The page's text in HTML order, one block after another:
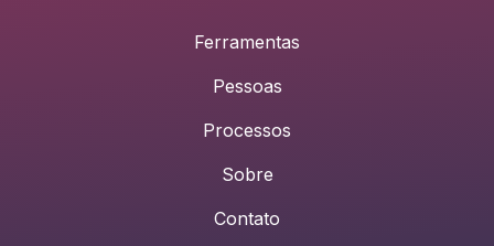
Ferramentas
Pessoas
Processos
Sobre
Contato